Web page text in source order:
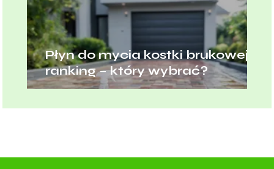
Płyn do mycia kostki brukowej
ranking – który wybrać?